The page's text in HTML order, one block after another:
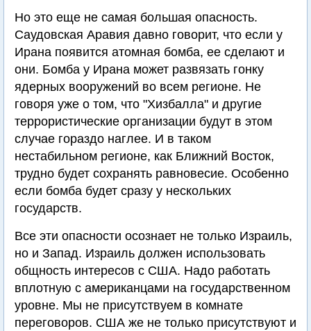
Но это еще не самая большая опасность.
Саудовская Аравия давно говорит, что если у
Ирана появится атомная бомба, ее сделают и
они. Бомба у Ирана может развязать гонку
ядерных вооружений во всем регионе. Не
говоря уже о том, что "Хизбалла" и другие
террористические организации будут в этом
случае гораздо наглее. И в таком
нестабильном регионе, как Ближний Восток,
трудно будет сохранять равновесие. Особенно
если бомба будет сразу у нескольких
государств.
Все эти опасности осознает не только Израиль,
но и Запад. Израиль должен использовать
общность интересов с США. Надо работать
вплотную с американцами на государственном
уровне. Мы не присутствуем в комнате
переговоров. США же не только присутствуют и